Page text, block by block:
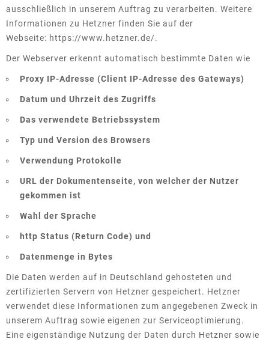
ausschließlich in unserem Auftrag zu verarbeiten. Weitere
Informationen zu Hetzner finden Sie auf der
Webseite: https://www.hetzner.de/.
Der Webserver erkennt automatisch bestimmte Daten wie
Proxy IP-Adresse (Client IP-Adresse des Gateways)
Datum und Uhrzeit des Zugriffs
Das verwendete Betriebssystem
Typ und Version des Browsers
Verwendung Protokolle
URL der Dokumentenseite, von welcher der Nutzer
gekommen ist
Wahl der Sprache
http Status (Return Code) und
Datenmenge in Bytes
Die Daten werden auf in Deutschland gehosteten und
zertifizierten Servern von Hetzner gespeichert. Hetzner
verwendet diese Informationen zum angegebenen Zweck in
unserem Auftrag sowie eigenen zur Serviceoptimierung.
Eine eigenständige Nutzung der Daten durch Hetzner sowie